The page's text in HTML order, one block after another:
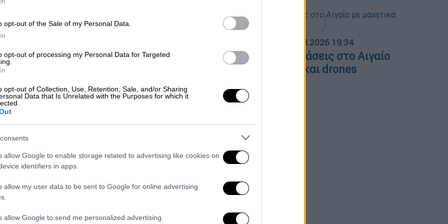
opt-out of the Sale of my Personal Data.
opt-out of processing my Personal Data for Targeted
opt-out of Collection, Use, Retention, Sale, and/or Sharing
Data that Is Unrelated with the Purposes for which it
allow Google to enable storage related to advertising like cookies on
identifiers in apps.
allow my user data to be sent to Google for online advertising
allow Google to send me personalized advertising.
Βραβεύτηκε ο καπετάνιος από τη
στον Βόλο
Θρήνος στην Σκιάθο: 38χρονη
- Είχε μόλις γεννήσει το τρίτο
06.08.2026 19:34
Τουρκικές παραβιάσεις στο Αιγαίο
με μαχητικά F-16 και drones